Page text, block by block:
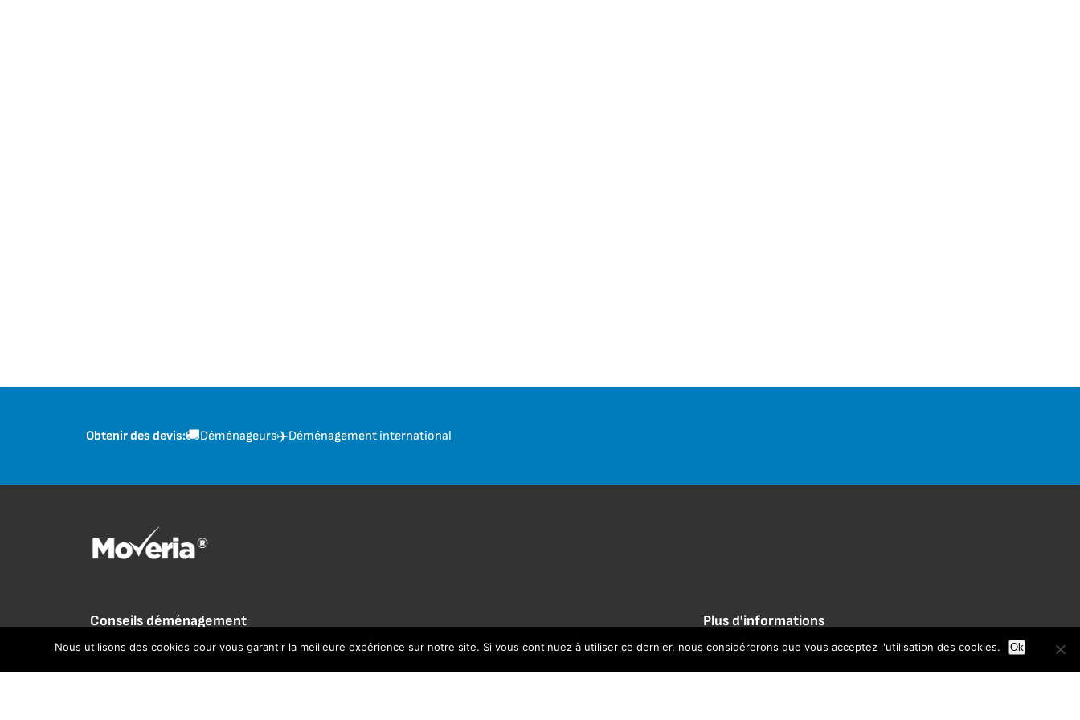
Obtenir des devis:🚚Déménageurs✈️Déménagement international
Conseils déménagement
Argent & Budget
Déménagement objets lourds
Changement d'adresse
Famille
Plus d'informations
Devis déménagement gratuits
Nous contacter
Nous utilisons des cookies pour vous garantir la meilleure expérience sur notre site. Si vous continuez à utiliser ce dernier, nous considérerons que vous acceptez l'utilisation des cookies. Ok